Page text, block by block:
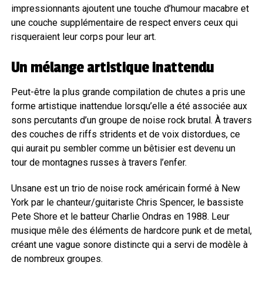
impressionnants ajoutent une touche d’humour macabre et
une couche supplémentaire de respect envers ceux qui
risqueraient leur corps pour leur art.
Un mélange artistique inattendu
Peut-être la plus grande compilation de chutes a pris une
forme artistique inattendue lorsqu’elle a été associée aux
sons percutants d’un groupe de noise rock brutal. À travers
des couches de riffs stridents et de voix distordues, ce
qui aurait pu sembler comme un bêtisier est devenu un
tour de montagnes russes à travers l’enfer.
Unsane est un trio de noise rock américain formé à New
York par le chanteur/guitariste Chris Spencer, le bassiste
Pete Shore et le batteur Charlie Ondras en 1988. Leur
musique mêle des éléments de hardcore punk et de metal,
créant une vague sonore distincte qui a servi de modèle à
de nombreux groupes.